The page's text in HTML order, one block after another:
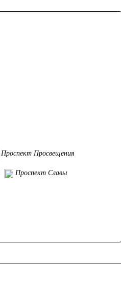
Проспект Просвещения
Проспект Славы